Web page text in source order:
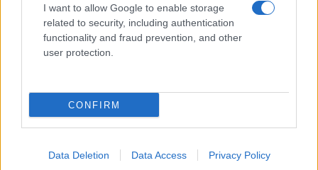
I want to allow Google to enable storage
related to security, including authentication
functionality and fraud prevention, and other
user protection.
CONFIRM
Data Deletion Data Access Privacy Policy
Mejoras en los retrasos de vuelos en el aeropuerto de
Lucía Marín · 17 Jul 2026